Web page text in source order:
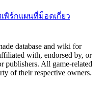
เพิร์กแผนที่ม็อดเกี่ยว
database and wiki for
with, endorsed by, or
publishers. All game-related
of their respective owners.